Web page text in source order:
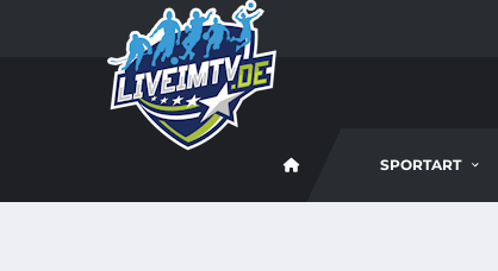
SPORTART